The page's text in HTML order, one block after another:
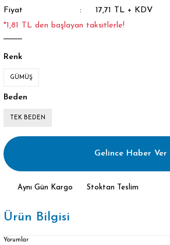
Fiyat
17,71 TL + KDV
*1,81 TL den başlayan taksitlerle!
Renk
GÜMÜŞ
Beden
TEK BEDEN
Gelince Haber Ver
Aynı Gün Kargo Stoktan Teslim
Ürün Bilgisi
Yorumlar